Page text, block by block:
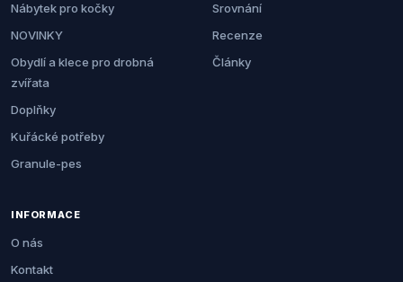
Nábytek pro kočky
NOVINKY
Obydlí a klece pro drobná
zvířata
Doplňky
Kuřácké potřeby
Granule-pes
Srovnání
Recenze
Články
INFORMACE
O nás
Kontakt